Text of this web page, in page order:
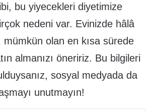
bu yiyecekleri diyetimize
nedeni var. Evinizde hâlâ
mümkün olan en kısa sürede
almanızı öneririz. Bu bilgileri
sosyal medyada da
unutmayın!